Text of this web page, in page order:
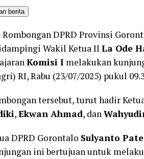
berita
Rombongan DPRD Provinsi
Wakil Ketua II La Ode
Komisi I melakukan
RI, Rabu (23/07/2025) pukul
tersebut, turut hadir
,Ekwan Ahmad, dan
DPRD Gorontalo Sulyanto
ini bertujuan untuk